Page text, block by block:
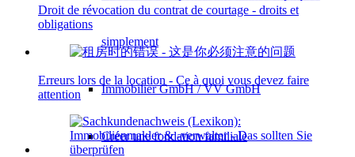
simplement
Immobilier GmbH / VV GmbH
Créer une fondation familiale
Droit de révocation du contrat de courtage - droits et
obligations
Erreurs lors de la location - Ce à quoi vous devez faire
attention